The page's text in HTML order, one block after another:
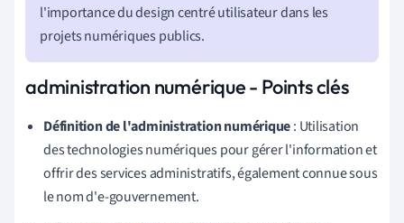
l'importance du design centré utilisateur dans les
projets numériques publics.
administration numérique - Points clés
Définition de l'administration numérique: Utilisation
des technologies numériques pour gérer l'information et
offrir des services administratifs, également connue sous
le nom d'e-gouvernement.